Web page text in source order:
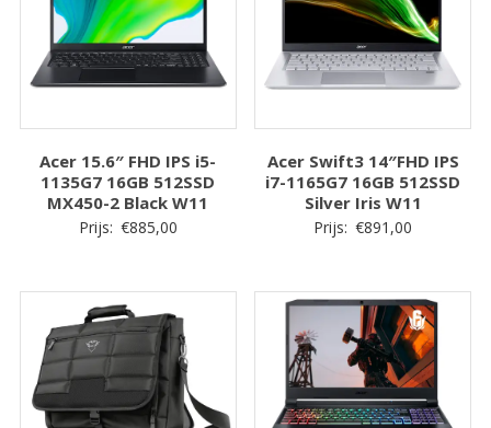
Acer 15.6″ FHD IPS i5-
1135G7 16GB 512SSD
MX450-2 Black W11
Prijs: €885,00
Acer Swift3 14″FHD IPS
i7-1165G7 16GB 512SSD
Silver Iris W11
Prijs: €891,00